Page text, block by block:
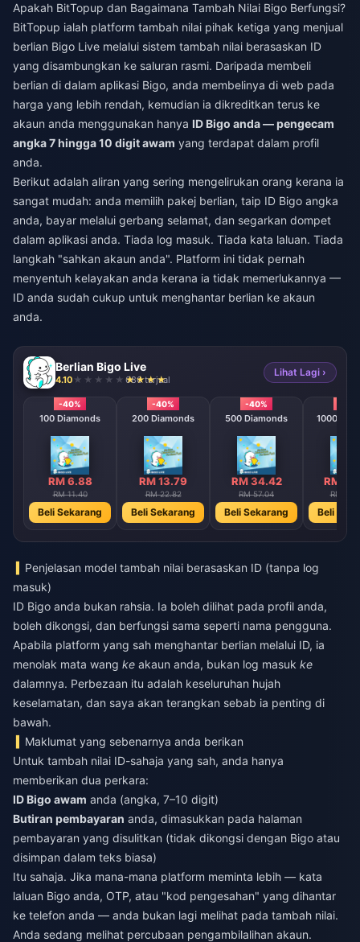
Apakah BitTopup dan Bagaimana Tambah Nilai Bigo Berfungsi?
BitTopup ialah platform tambah nilai pihak ketiga yang menjual
berlian Bigo Live melalui sistem tambah nilai berasaskan ID
yang disambungkan ke saluran rasmi. Daripada membeli
berlian di dalam aplikasi Bigo, anda membelinya di web pada
harga yang lebih rendah, kemudian ia dikreditkan terus ke
akaun anda menggunakan hanya ID Bigo anda — pengecam
angka 7 hingga 10 digit awam yang terdapat dalam profil
anda.
Berikut adalah aliran yang sering mengelirukan orang kerana ia
sangat mudah: anda memilih pakej berlian, taip ID Bigo angka
anda, bayar melalui gerbang selamat, dan segarkan dompet
dalam aplikasi anda. Tiada log masuk. Tiada kata laluan. Tiada
langkah "sahkan akaun anda". Platform ini tidak pernah
menyentuh kelayakan anda kerana ia tidak memerlukannya —
ID anda sudah cukup untuk menghantar berlian ke akaun
anda.
Berlian Bigo Live
4.10 686 terjual
Lihat Lagi ›
-40%
100 Diamonds
RM 6.88
RM 11.40
Beli Sekarang
-40%
200 Diamonds
RM 13.79
RM 22.82
Beli Sekarang
-40%
500 Diamonds
RM 34.42
RM 57.04
Beli Sekarang
1000
RM
RM
Beli
Penjelasan model tambah nilai berasaskan ID (tanpa log
masuk)
ID Bigo anda bukan rahsia. Ia boleh dilihat pada profil anda,
boleh dikongsi, dan berfungsi sama seperti nama pengguna.
Apabila platform yang sah menghantar berlian melalui ID, ia
menolak mata wang ke akaun anda, bukan log masuk ke
dalamnya. Perbezaan itu adalah keseluruhan hujah
keselamatan, dan saya akan terangkan sebab ia penting di
bawah.
Maklumat yang sebenarnya anda berikan
Untuk tambah nilai ID-sahaja yang sah, anda hanya
memberikan dua perkara:
ID Bigo awam anda (angka, 7–10 digit)
Butiran pembayaran anda, dimasukkan pada halaman
pembayaran yang disulitkan (tidak dikongsi dengan Bigo atau
disimpan dalam teks biasa)
Itu sahaja. Jika mana-mana platform meminta lebih — kata
laluan Bigo anda, OTP, atau "kod pengesahan" yang dihantar
ke telefon anda — anda bukan lagi melihat pada tambah nilai.
Anda sedang melihat percubaan pengambilalihan akaun.